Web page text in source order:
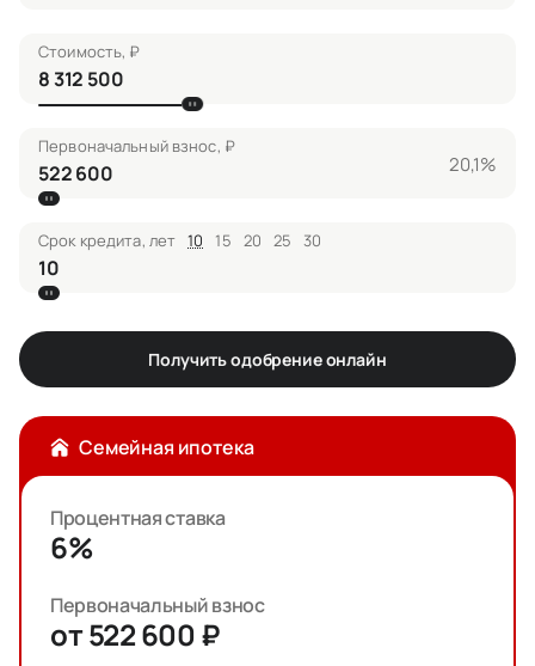
Стоимость, ₽
Первоначальный взнос, ₽
20,1%
Срок кредита, лет 10 15 20 25 30
Получить одобрение онлайн
Семейная ипотека
Процентная ставка
6%
Первоначальный взнос
от 522 600 ₽